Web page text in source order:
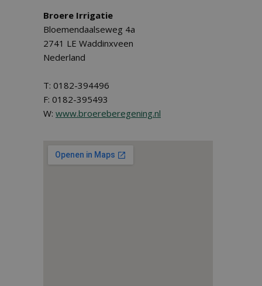
Broere Irrigatie
Bloemendaalseweg 4a
2741 LE Waddinxveen
Nederland
T: 0182-394496
F: 0182-395493
W: www.broereberegening.nl